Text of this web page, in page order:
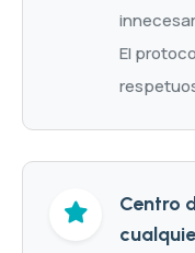
El
Centro